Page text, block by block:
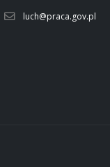
luch@praca.gov.pl